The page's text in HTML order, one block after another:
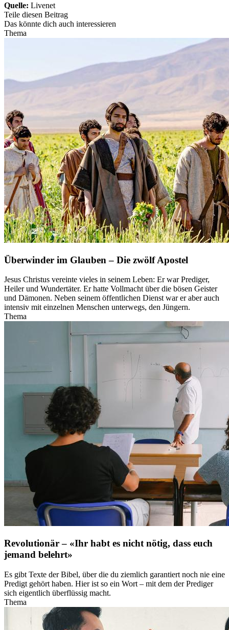
Quelle: Livenet
Teile diesen Beitrag
Das könnte dich auch interessieren
Thema
Überwinder im Glauben – Die zwölf Apostel
Jesus Christus vereinte vieles in seinem Leben: Er war Prediger,
Heiler und Wundertäter. Er hatte Vollmacht über die bösen Geister
und Dämonen. Neben seinem öffentlichen Dienst war er aber auch
intensiv mit einzelnen Menschen unterwegs, den Jüngern.
Thema
Revolutionär – «Ihr habt es nicht nötig, dass euch
jemand belehrt»
Es gibt Texte der Bibel, über die du ziemlich garantiert noch nie eine
Predigt gehört haben. Hier ist so ein Wort – mit dem der Prediger
sich eigentlich überflüssig macht.
Thema